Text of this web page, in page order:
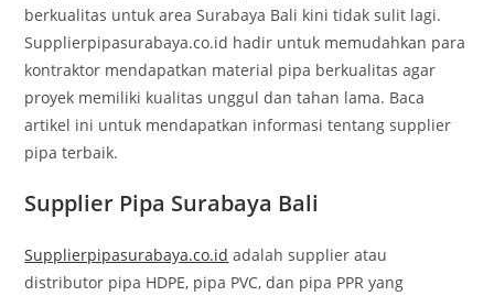
berkualitas untuk area Surabaya Bali kini tidak sulit lagi.
Supplierpipasurabaya.co.id hadir untuk memudahkan para
kontraktor mendapatkan material pipa berkualitas agar
proyek memiliki kualitas unggul dan tahan lama. Baca
artikel ini untuk mendapatkan informasi tentang supplier
pipa terbaik.
Supplier Pipa Surabaya Bali
Supplierpipasurabaya.co.id adalah supplier atau
distributor pipa HDPE, pipa PVC, dan pipa PPR yang